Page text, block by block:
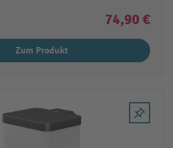
74,90 €
Zum Produkt